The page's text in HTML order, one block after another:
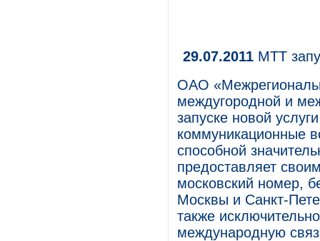
29.07.2011 МТТ
ОАО
междугородной и
запуске новой
коммуникационные
способной
предоставляет
московский номер,
Москвы и Санкт-
также
международную